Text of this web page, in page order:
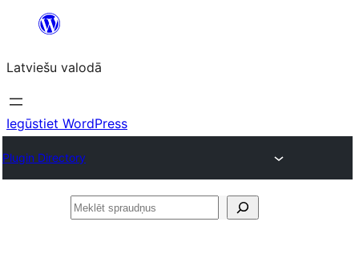
Pāriet
saturu
Latviešu valodā
Iegūstiet WordPress
Plugin Directory
Meklēt